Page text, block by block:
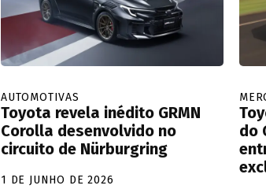
AUTOMOTIVAS
Toyota revela inédito GRMN
Corolla desenvolvido no
circuito de Nürburgring
1 DE JUNHO DE 2026
do